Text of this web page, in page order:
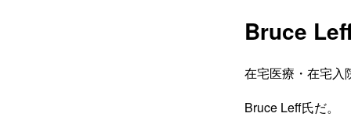
Bruce
在宅医療・在宅入
Bruce Leff氏だ。